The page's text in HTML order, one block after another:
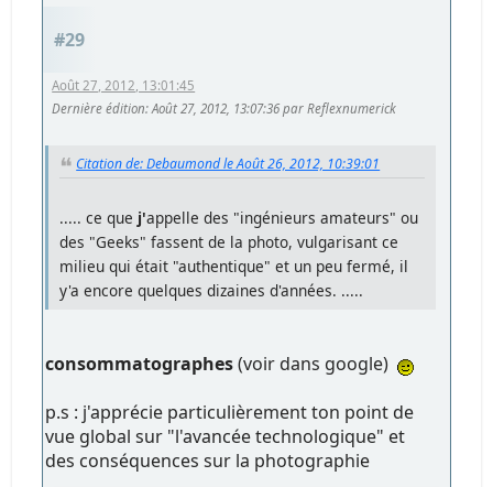
#29
Août 27, 2012, 13:01:45
Dernière édition: Août 27, 2012, 13:07:36 par Reflexnumerick
Citation de: Debaumond le Août 26, 2012, 10:39:01
..... ce que j'appelle des "ingénieurs amateurs" ou
des "Geeks" fassent de la photo, vulgarisant ce
milieu qui était "authentique" et un peu fermé, il
y'a encore quelques dizaines d'années. .....
consommatographes(voir dans google)
p.s : j'apprécie particulièrement ton point de
vue global sur "l'avancée technologique" et
des conséquences sur la photographie